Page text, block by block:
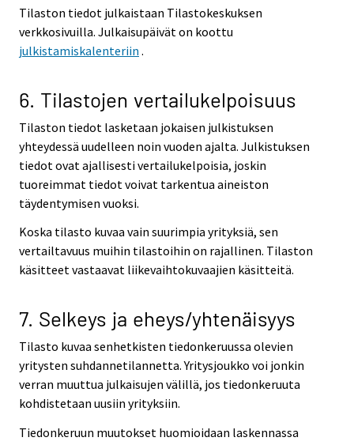
Tilaston tiedot julkaistaan Tilastokeskuksen
verkkosivuilla. Julkaisupäivät on koottu
julkistamiskalenteriin .
6. Tilastojen vertailukelpoisuus
Tilaston tiedot lasketaan jokaisen julkistuksen
yhteydessä uudelleen noin vuoden ajalta. Julkistuksen
tiedot ovat ajallisesti vertailukelpoisia, joskin
tuoreimmat tiedot voivat tarkentua aineiston
täydentymisen vuoksi.
Koska tilasto kuvaa vain suurimpia yrityksiä, sen
vertailtavuus muihin tilastoihin on rajallinen. Tilaston
käsitteet vastaavat liikevaihtokuvaajien käsitteitä.
7. Selkeys ja eheys/yhtenäisyys
Tilasto kuvaa senhetkisten tiedonkeruussa olevien
yritysten suhdannetilannetta. Yritysjoukko voi jonkin
verran muuttua julkaisujen välillä, jos tiedonkeruuta
kohdistetaan uusiin yrityksiin.
Tiedonkeruun muutokset huomioidaan laskennassa